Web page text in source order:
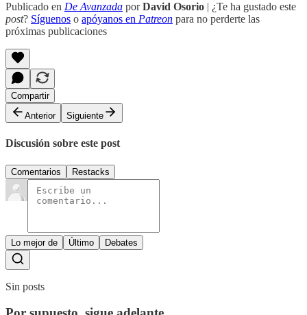
Publicado en De Avanzada porDavid Osorio | ¿Te ha gustado este
post? Síguenos o apóyanos en Patreon para no perderte las
próximas publicaciones
Compartir
Anterior
Siguiente
Discusión sobre este post
Comentarios Restacks
Lo mejor de Último Debates
Sin posts